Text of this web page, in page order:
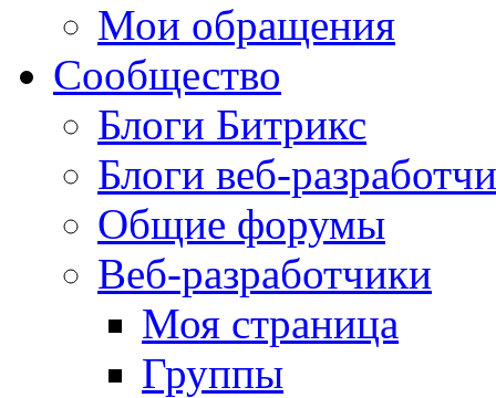
Мои обращения
Сообщество
Блоги Битрикс
Блоги веб-
Общие форумы
Веб-разработчики
Моя страница
Группы